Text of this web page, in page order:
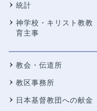
統計
神学校・キリスト教教
育主事
教会・伝道所
教区事務所
日本基督教団への献金